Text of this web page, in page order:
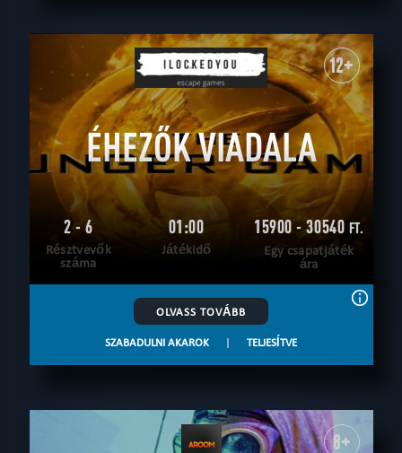
12+
ÉHEZŐK VIADALA
2 - 6
Résztvevők
száma
01:00
Játékidő
15900 - 30540 FT.
Egy csapatjáték
ára
OLVASS TOVÁBB
SZABADULNI AKAROK | TELJESÍTVE
8+